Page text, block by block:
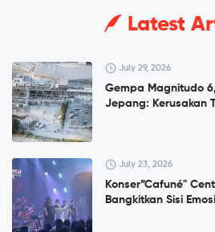
Latest
July 29, 2026
Gempa Magnitudo
Jepang: Kerusakan
July 23, 2026
Konser”Cafuné"
Bangkitkan Sisi